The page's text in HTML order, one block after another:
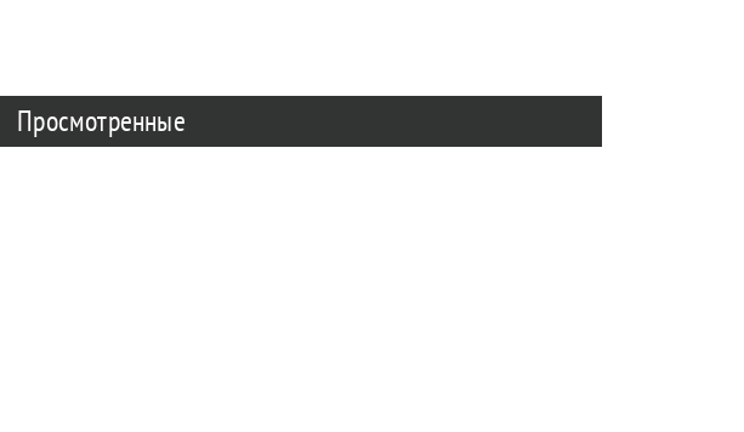
Просмотренные